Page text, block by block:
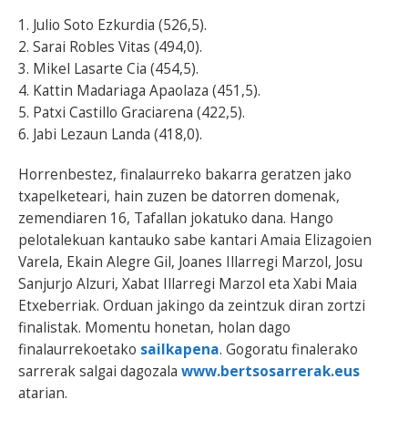
1. Julio Soto Ezkurdia (526,5).
2. Sarai Robles Vitas (494,0).
3. Mikel Lasarte Cia (454,5).
4. Kattin Madariaga Apaolaza (451,5).
5. Patxi Castillo Graciarena (422,5).
6. Jabi Lezaun Landa (418,0).
Horrenbestez, finalaurreko bakarra geratzen jako
txapelketeari, hain zuzen be datorren domenak,
zemendiaren 16, Tafallan jokatuko dana. Hango
pelotalekuan kantauko sabe kantari Amaia Elizagoien
Varela, Ekain Alegre Gil, Joanes Illarregi Marzol, Josu
Sanjurjo Alzuri, Xabat Illarregi Marzol eta Xabi Maia
Etxeberriak. Orduan jakingo da zeintzuk diran zortzi
finalistak. Momentu honetan, holan dago
finalaurrekoetako sailkapena. Gogoratu finalerako
sarrerak salgai dagozala www.bertsosarrerak.eus
atarian.